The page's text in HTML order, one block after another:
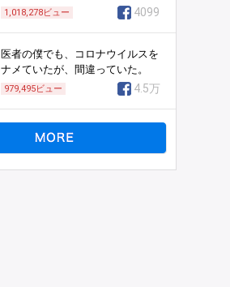
1,018,278ビュー 4099
医者の僕でも、コロナウイルスを
ナメていたが、間違っていた。
979,495ビュー 4.5万